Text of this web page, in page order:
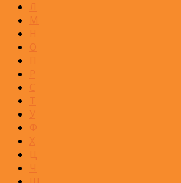
Л
М
Н
О
П
Р
С
Т
У
Ф
Х
Ц
Ч